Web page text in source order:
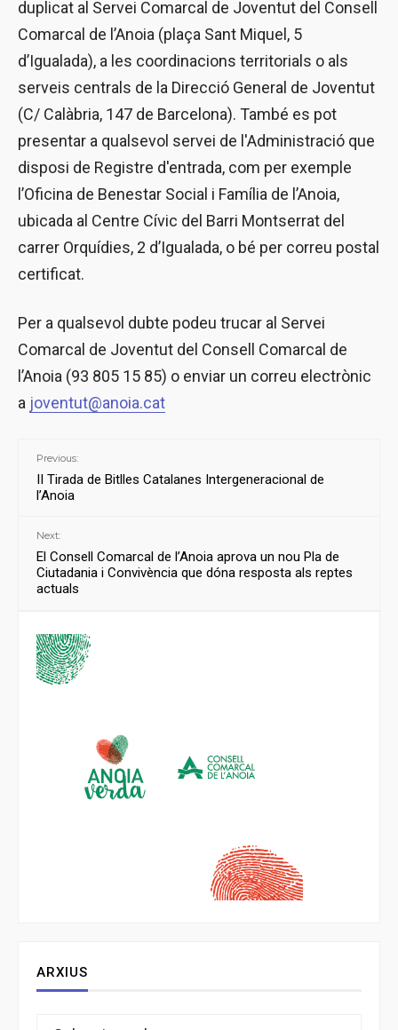
duplicat al Servei Comarcal de Joventut del Consell
Comarcal de l’Anoia (plaça Sant Miquel, 5
d’Igualada), a les coordinacions territorials o als
serveis centrals de la Direcció General de Joventut
(C/ Calàbria, 147 de Barcelona). També es pot
presentar a qualsevol servei de l'Administració que
disposi de Registre d'entrada, com per exemple
l’Oficina de Benestar Social i Família de l’Anoia,
ubicada al Centre Cívic del Barri Montserrat del
carrer Orquídies, 2 d’Igualada, o bé per correu postal
certificat.
Per a qualsevol dubte podeu trucar al Servei
Comarcal de Joventut del Consell Comarcal de
l’Anoia (93 805 15 85) o enviar un correu electrònic
a joventut@anoia.cat
Previous:
II Tirada de Bitlles Catalanes Intergeneracional de
l’Anoia
Next:
El Consell Comarcal de l’Anoia aprova un nou Pla de
Ciutadania i Convivència que dóna resposta als reptes
actuals
ARXIUS